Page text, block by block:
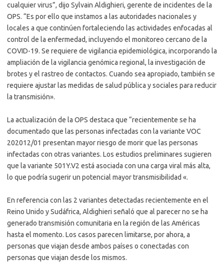
cualquier virus”, dijo Sylvain Aldighieri, gerente de incidentes de la
OPS. “Es por ello que instamos a las autoridades nacionales y
locales a que continúen fortaleciendo las actividades enfocadas al
control de la enfermedad, incluyendo el monitoreo cercano de la
COVID-19. Se requiere de vigilancia epidemiológica, incorporando la
ampliación de la vigilancia genómica regional, la investigación de
brotes y el rastreo de contactos. Cuando sea apropiado, también se
requiere ajustar las medidas de salud pública y sociales para reducir
la transmisión».
La actualización de la OPS destaca que “recientemente se ha
documentado que las personas infectadas con la variante VOC
202012/01 presentan mayor riesgo de morir que las personas
infectadas con otras variantes. Los estudios preliminares sugieren
que la variante 501Y.V2 está asociada con una carga viral más alta,
lo que podría sugerir un potencial mayor transmisibilidad «.
En referencia con las 2 variantes detectadas recientemente en el
Reino Unido y Sudáfrica, Aldighieri señaló que al parecer no se ha
generado transmisión comunitaria en la región de las Américas
hasta el momento. Los casos parecen limitarse, por ahora, a
personas que viajan desde ambos países o conectadas con
personas que viajan desde los mismos.